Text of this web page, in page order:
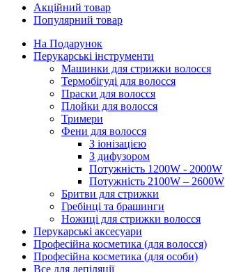
Акційний товар
Популярний товар
На Подарунок
Перукарські інструменти
Машинки для стрижки волосся
Термобігуді для волосся
Праски для волосся
Плойки для волосся
Тримери
Фени для волосся
З іонізацією
З дифузором
Потужність 1200W - 2000W
Потужність 2100W – 2600W
Бритви для стрижки
Гребінці та брашинги
Ножиці для стрижки волосся
Перукарські аксесуари
Професійна косметика (для волосся)
Професійна косметика (для особи)
Все для депіляції